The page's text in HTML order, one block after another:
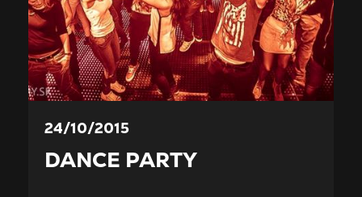
24/10/2015
DANCE PARTY